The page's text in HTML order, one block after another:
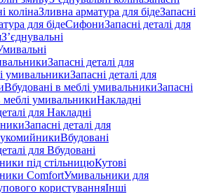
колінаЗливна арматура для бідеЗапасні
для бідеСифониЗапасні деталі для
З’єднувальні
Запасні деталі для
умивальникиЗапасні деталі для
Вбудовані в меблі умивальникиЗапасні
меблі умивальникиНакладні
для Накладні
Запасні деталі для
Вбудовані
для Вбудовані
під стільницюКутові
ComfortУмивальники для
користуванняІнші